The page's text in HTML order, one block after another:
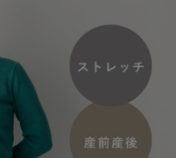
送料無料アイテム全て
ワンピース
トップス
パンツ
ブラキャミ おまとめ
【37周年祭セール】
【37周年祭セール】
【37周年祭セール】
気温差別オススメア
【15℃】3月下旬～
【〜10℃】3月中旬
動きやすく着回しで
涼しくて可愛い「ワ
強撚スムース(コス
マタニティウェア
【おまとめ割】パジ
こだわりの履き心地
カジュアル
デニム
レギンス
ジャケット派
きれいめトップス派
きれいめスカート派
出産準備応援割全て
マタニティパジャマ
マタニティインナー
ベビー
【オフィスカジュア
【オフィスカジュア
レギンスタイプ
パンツタイプ
【フォーマル】ワン
【フォーマル】ボト
【フォーマル】トッ
【ベビー】長袖
【ベビー】半袖
【ベビー】グッズ
ハンカチ
2WAYオール
コンビ肌着
快適ウェア10%OFF
春のマタニティワン
セットアップ・ レイ
Aライン ・フレアワ
Iライン ・タイトシ
Gift Selection 出産
〜3,000円（税込）
〜5,000円（税込）
〜10,000円（税込）
冬の冷え対策インナ
薄くてあったか
綿混素材
腹巻・ひざ上パンツ
入院準備の持ち物チ
入院してすぐ使うグ
赤ちゃんへ使うもの
産後に使うグッズ
冬のあったか特集全て
【冬のあったか特集
【冬のあったか特集
【冬のあったか特集